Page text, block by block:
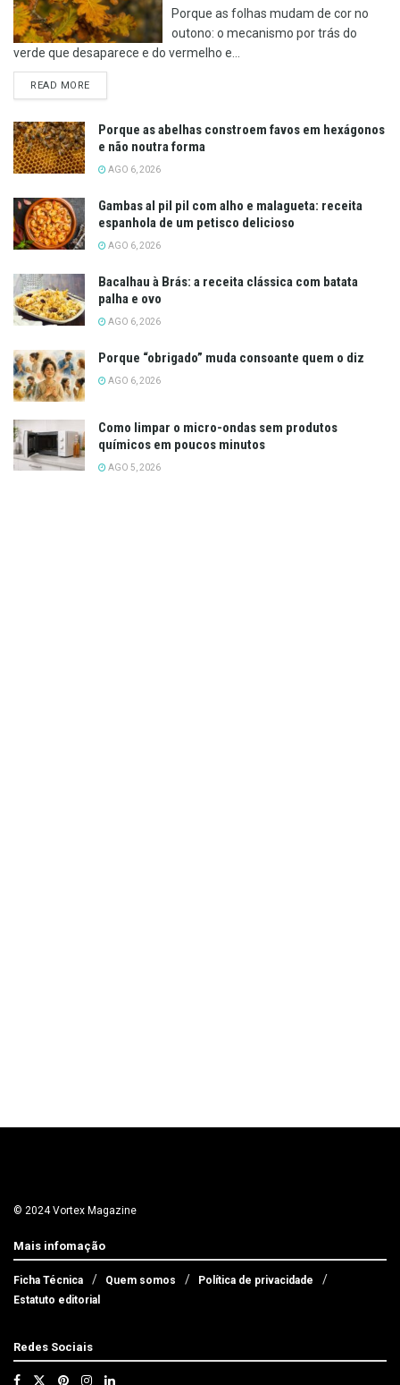
Porque as folhas mudam de cor no
outono: o mecanismo por trás do
verde que desaparece e do vermelho e...
READ MOREDETAILS
Porque as abelhas constroem favos em hexágonos
e não noutra forma
AGO 6, 2026
Gambas al pil pil com alho e malagueta: receita
espanhola de um petisco delicioso
AGO 6, 2026
Bacalhau à Brás: a receita clássica com batata
palha e ovo
AGO 6, 2026
Porque “obrigado” muda consoante quem o diz
AGO 6, 2026
Como limpar o micro-ondas sem produtos
químicos em poucos minutos
AGO 5, 2026
© 2024 Vortex Magazine
Mais infomação
Ficha Técnica Quem somos
Política de privacidade
Estatuto editorial
Redes Sociais